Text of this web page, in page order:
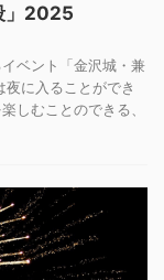
」2025
ベント「金沢城・兼
に入ることができ
しむことのできる、